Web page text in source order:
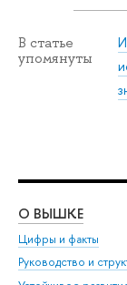
В статье
упомянуты
О ВЫШКЕ
Цифры и факты
Руководство и